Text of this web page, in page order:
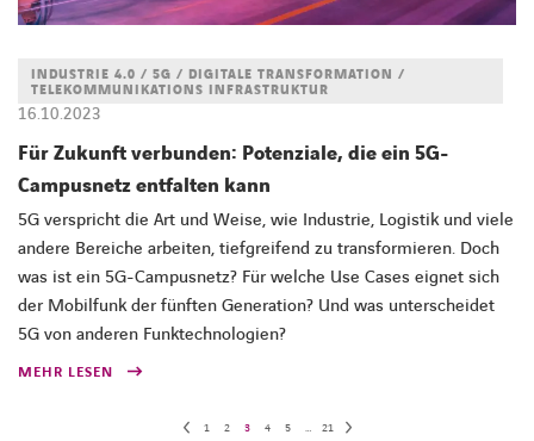
16.10.2023
INDUSTRIE 4.0 / 5G / DIGITALE TRANSFORMATION /
TELEKOMMUNIKATIONS INFRASTRUKTUR
Für Zukunft verbunden: Potenziale, die ein 5G-
Campusnetz entfalten kann
5G verspricht die Art und Weise, wie Industrie, Logistik und viele
andere Bereiche arbeiten, tiefgreifend zu transformieren. Doch
was ist ein 5G-Campusnetz? Für welche Use Cases eignet sich
der Mobilfunk der fünften Generation? Und was unterscheidet
5G von anderen Funktechnologien?
MEHR LESEN
1 2 3 4 5 … 21